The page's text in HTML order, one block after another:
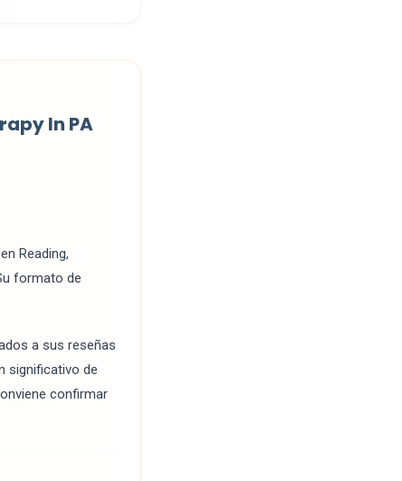
In PA
Reading,
formato de
a sus reseñas
significativo de
confirmar